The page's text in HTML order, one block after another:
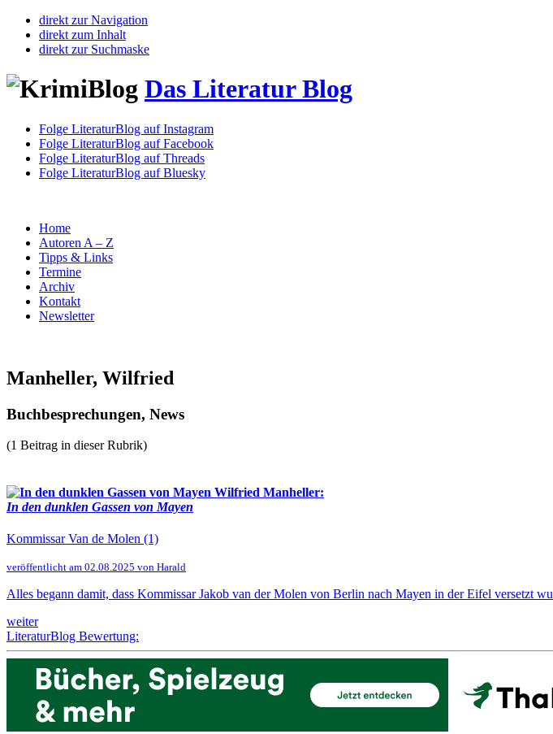
direkt zur Navigation
direkt zum Inhalt
direkt zur Suchmaske
Das Literatur Blog
Folge LiteraturBlog auf Instagram
Folge LiteraturBlog auf Facebook
Folge LiteraturBlog auf Threads
Folge LiteraturBlog auf Bluesky
Home
Autoren A – Z
Tipps & Links
Termine
Archiv
Kontakt
Newsletter
Manheller, Wilfried
Buchbesprechungen, News
(1 Beitrag in dieser Rubrik)
Wilfried Manheller:
In den dunklen Gassen von Mayen
Kommissar Van de Molen (1)
veröffentlicht am 02.08.2025 von Harald
Alles begann damit, dass Kommissar Jakob van der Molen von Berlin nach Mayen in der Eifel versetzt
weiter
LiteraturBlog Bewertung: